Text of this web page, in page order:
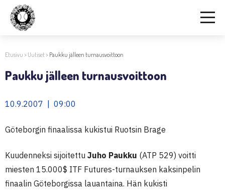
Etusivu > Uutiset> Paukku jälleen turnausvoittoon
Paukku jälleen turnausvoittoon
10.9.2007 | 09:00
Göteborgin finaalissa kukistui Ruotsin Brage
Kuudenneksi sijoitettu Juho Paukku (ATP 529) voitti
miesten 15.000$ ITF Futures-turnauksen kaksinpelin
finaalin Göteborgissa lauantaina. Hän kukisti